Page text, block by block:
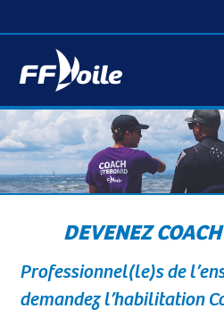
DEVENEZ
Professionnel(le)s de
demandez l’habilitation